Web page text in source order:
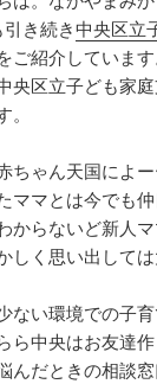
引き続き中央区立
ご紹介しています
央区立子ども家
ちゃん天国によ
ママとは今でも仲
からないど新人
しく思い出して
ない環境での子
ら中央はお友達
んだときの相談